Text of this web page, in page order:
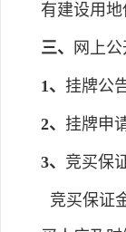
有建设用地
三、 网上
1、 挂牌公
2、 挂牌申
3、 竞买保
竞买保证